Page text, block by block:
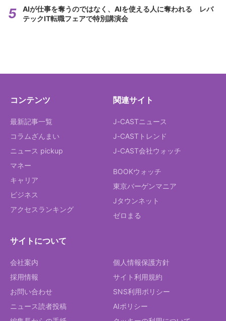
AIが仕事を奪うのではなく、AIを使える人に奪われる レバ
テックIT転職フェアで特別講演会
コンテンツ
最新記事一覧
コラムざんまい
ニュース pickup
マネー
キャリア
ビジネス
アクセスランキング
関連サイト
J-CASTニュース
J-CASTトレンド
J-CAST会社ウォッチ
BOOKウォッチ
東京バーゲンマニア
Jタウンネット
ゼロまる
サイトについて
会社案内
採用情報
お問い合わせ
ニュース読者投稿
個人情報保護方針
サイト利用規約
SNS利用ポリシー
AIポリシー